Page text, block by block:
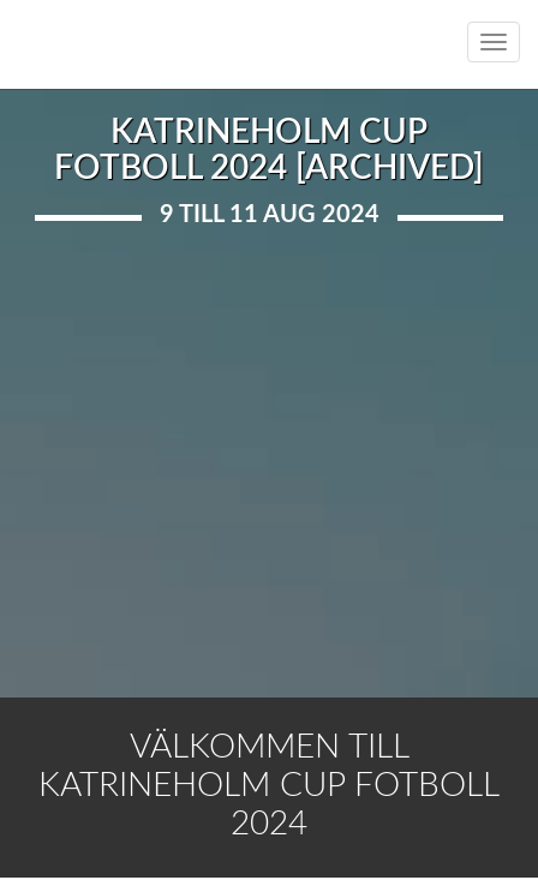
KATRINEHOLM CUP
FOTBOLL 2024 [ARCHIVED]
9 TILL 11 AUG 2024
VÄLKOMMEN TILL
KATRINEHOLM CUP FOTBOLL
2024